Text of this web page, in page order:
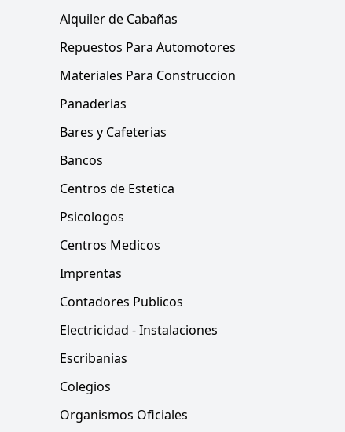
Alquiler de Cabañas
Repuestos Para Automotores
Materiales Para Construccion
Panaderias
Bares y Cafeterias
Bancos
Centros de Estetica
Psicologos
Centros Medicos
Imprentas
Contadores Publicos
Electricidad - Instalaciones
Escribanias
Colegios
Organismos Oficiales